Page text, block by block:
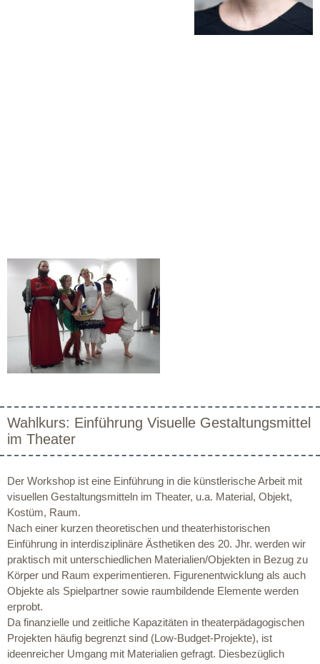
Wahlkurs: Einführung Visuelle Gestaltungsmittel
im Theater
Der Workshop ist eine Einführung in die künstlerische Arbeit mit
visuellen Gestaltungsmitteln im Theater, u.a. Material, Objekt,
Kostüm, Raum.
Nach einer kurzen theoretischen und theaterhistorischen
Einführung in interdisziplinäre Ästhetiken des 20. Jhr. werden wir
praktisch mit unterschiedlichen Materialien/Objekten in Bezug zu
Körper und Raum experimentieren. Figurenentwicklung als auch
Objekte als Spielpartner sowie raumbildende Elemente werden
erprobt.
Da finanzielle und zeitliche Kapazitäten in theaterpädagogischen
Projekten häufig begrenzt sind (Low-Budget-Projekte), ist
ideenreicher Umgang mit Materialien gefragt. Diesbezüglich